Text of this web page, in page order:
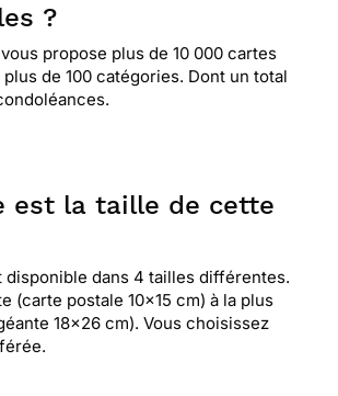
01/2018 : Très sobre et très jolie
l&#8217;événement.
05/2017 : carte Très simple
01/2017 : Cette carte est à la fois
?
propose plus de 10 000 cartes
de 100 catégories. Dont un total
est la taille de cette
disponible dans 4 tailles différentes.
(carte postale 10x15 cm) à la plus
18x26 cm). Vous choisissez